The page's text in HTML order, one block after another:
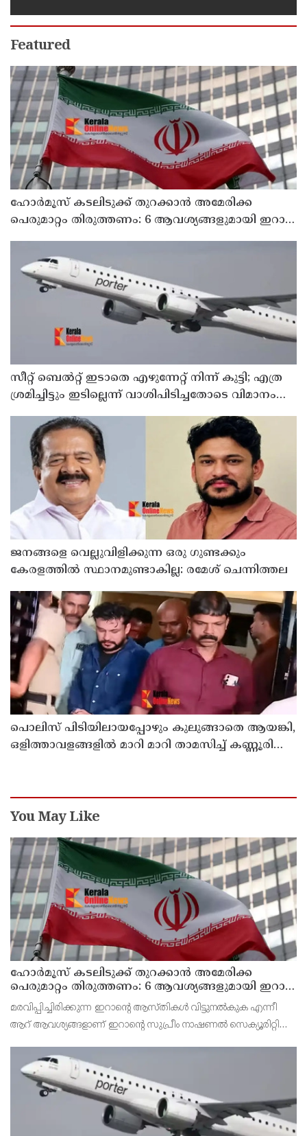
ശിക്ഷ നല്‍കും':എഡിജിപി
Featured
ഹോര്‍മൂസ് കടലിടുക്ക് തുറക്കാന്‍ അമേരിക്ക
പെരുമാറ്റം തിരുത്തണം: 6 ആവശ്യങ്ങളുമായി ഇറാന്‍
സീറ്റ് ബെല്‍റ്റ് ഇടാതെ എഴുന്നേറ്റ് നിന്ന് കുട്ടി; എത്ര
ശ്രമിച്ചിട്ടും ഇടില്ലെന്ന് വാശിപിടിച്ചതോടെ വിമാനം
ജനങ്ങളെ വെല്ലുവിളിക്കുന്ന ഒരു ഗുണ്ടക്കും
കേരളത്തില്‍ സ്ഥാനമുണ്ടാകില്ല: രമേശ് ചെന്നിത്തല
പൊലിസ് പിടിയിലായപ്പോഴും കുലുങ്ങാതെ ആയങ്കി,
ഒളിത്താവളങ്ങളില്‍ മാറി മാറി താമസിച്ച് കണ്ണൂരിലെ
You May Like
ഹോര്‍മൂസ് കടലിടുക്ക് തുറക്കാന്‍ അമേരിക്ക
പെരുമാറ്റം തിരുത്തണം: 6 ആവശ്യങ്ങളുമായി ഇറാന്‍
ദേശീയ സുരക്ഷാ കൗണ്‍സില്‍
മരവിപ്പിച്ചിരിക്കുന്ന ഇറാന്റെ ആസ്തികള്‍ വിട്ടുനല്‍കുക എന്നീ
ആറ് ആവശ്യങ്ങളാണ് ഇറാന്റെ സുപ്രീം നാഷണല്‍ സെക്യൂരിറ്റി